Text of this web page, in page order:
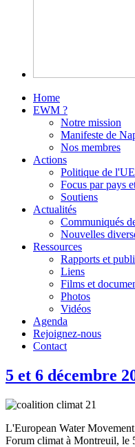
Home
EWM ?
Notre mission
Manifeste de
Nos membres
Actions
Politique de l'UE
Focus par pays
Soutiens
Actualités
Communiqués
Nouvelles
Ressources
Rapports et
Liens
Films et
Photos
Vidéos
Agenda
Rejoignez-nous
Contact
5 et 6 décembre
L'European Water
Forum climat à Montreuil, le